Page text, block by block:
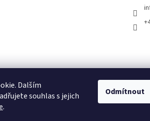
Dalším
souhlas s jejich
.
Odmítnout